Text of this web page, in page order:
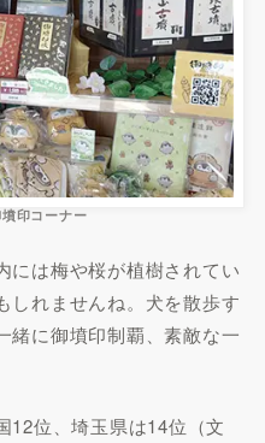
印コーナー
は梅や桜が植樹されてい
しれませんね。犬を散歩す
緒に御墳印制覇、素敵な一
位、埼玉県は14位（文